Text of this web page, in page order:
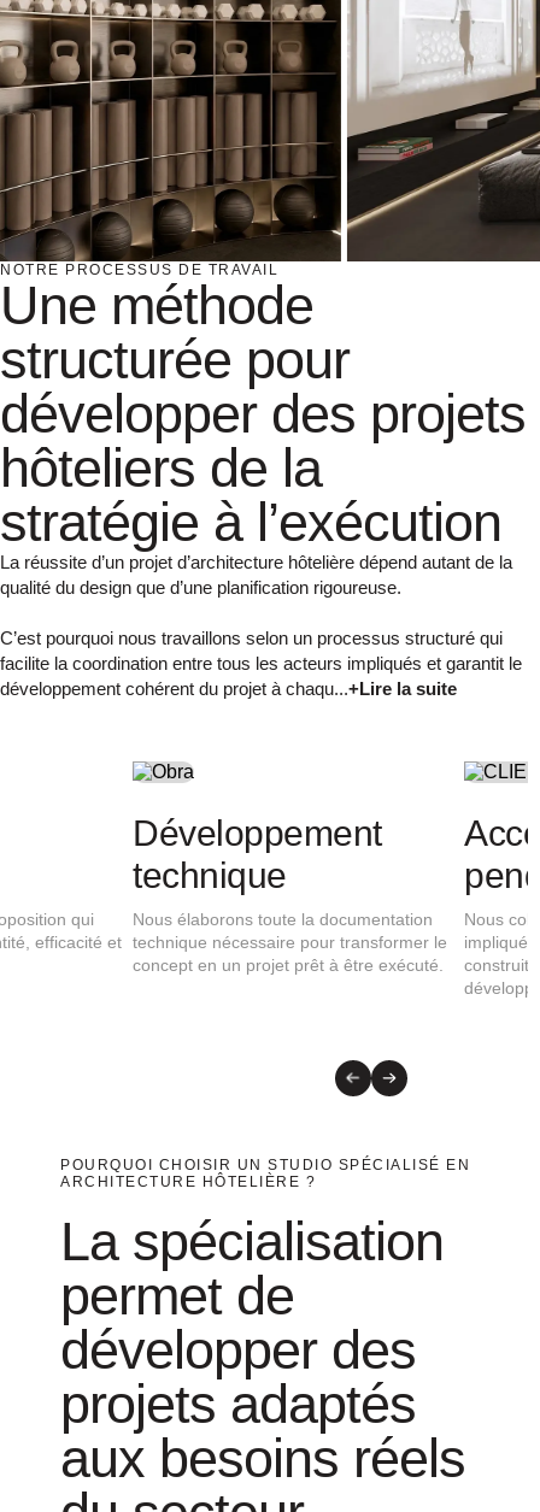
NOTRE PROCESSUS DE TRAVAIL
Une méthode
structurée pour
développer des projets
hôteliers de la
stratégie à l’exécution
La réussite d’un projet d’architecture hôtelière dépend autant de la
qualité du design que d’une planification rigoureuse.
C’est pourquoi nous travaillons selon un processus structuré qui
facilite la coordination entre tous les acteurs impliqués et garantit le
développement cohérent du projet à chaqu...+Lire la suite
Analyse du projet
Nous analysons le bâtiment, son
environnement et les objectifs du client afin
d’identifier les opportunités et de définir la
stratégie architecturale la plus adaptée.
Concept
architectural
Nous développons une
intègre fonctionnalité,
expérience utilisateur.
POURQUOI CHOISIR UN STUDIO SPÉCIALISÉ EN
ARCHITECTURE HÔTELIÈRE ?
La spécialisation
permet de
développer des
projets adaptés
aux besoins réels